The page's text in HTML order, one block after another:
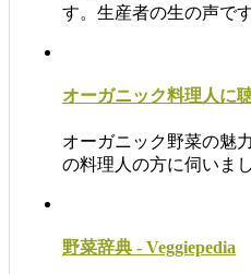
す。生産者の生の声で
オーガニック料理人に
オーガニック野菜の魅
の料理人の方に伺いま
野菜辞典 - Veggiepedia